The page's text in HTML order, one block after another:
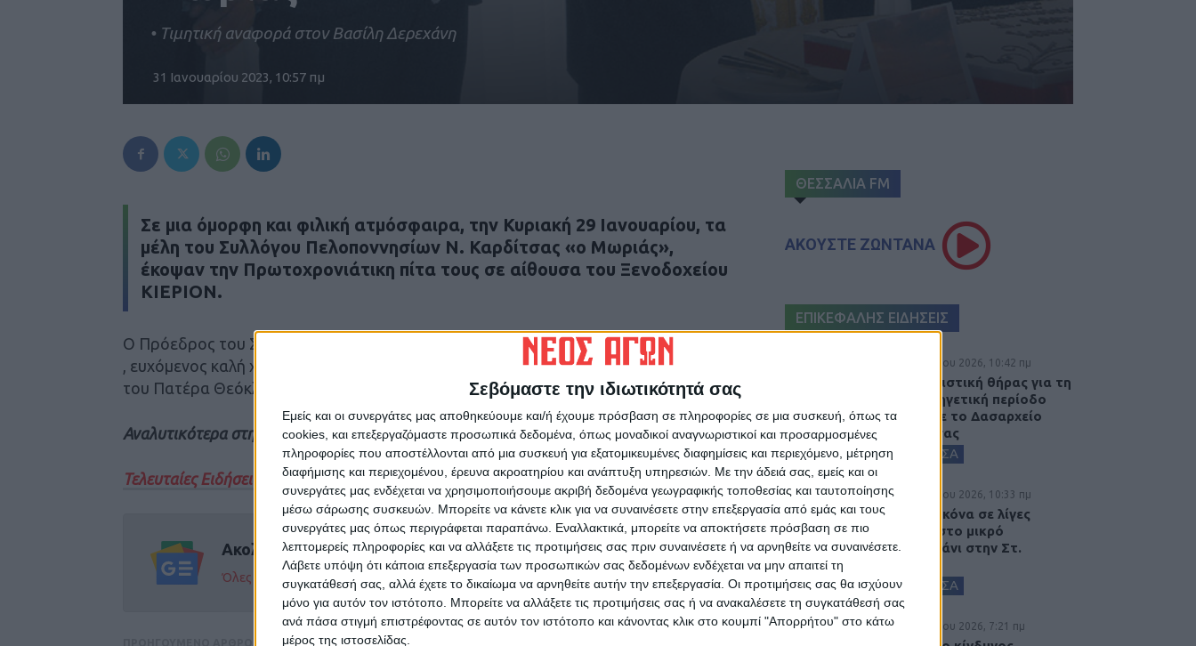
Σεβόμαστε την ιδιωτικότητά σας
Εμείς και οι συνεργάτες μας αποθηκεύουμε και/ή έχουμε πρόσβαση σε πληροφορίες σε μια συσκευή, όπως τα
cookies, και επεξεργαζόμαστε προσωπικά δεδομένα, όπως μοναδικοί αναγνωριστικοί και προσαρμοσμένες
πληροφορίες που αποστέλλονται από μια συσκευή για εξατομικευμένες διαφημίσεις και περιεχόμενο, μέτρηση
διαφήμισης και περιεχομένου, έρευνα ακροατηρίου και ανάπτυξη υπηρεσιών. Με την άδειά σας, εμείς και οι
συνεργάτες μας ενδέχεται να χρησιμοποιήσουμε ακριβή δεδομένα γεωγραφικής τοποθεσίας και ταυτοποίησης
μέσω σάρωσης συσκευών. Μπορείτε να κάνετε κλικ για να συναινέσετε στην επεξεργασία από εμάς και τους
συνεργάτες μας όπως περιγράφεται παραπάνω. Εναλλακτικά, μπορείτε να αποκτήσετε πρόσβαση σε πιο
λεπτομερείς πληροφορίες και να αλλάξετε τις προτιμήσεις σας πριν συναινέσετε ή να αρνηθείτε να συναινέσετε.
Λάβετε υπόψη ότι κάποια επεξεργασία των προσωπικών σας δεδομένων ενδέχεται να μην απαιτεί τη
συγκατάθεσή σας, αλλά έχετε το δικαίωμα να αρνηθείτε αυτήν την επεξεργασία. Οι προτιμήσεις σας θα ισχύουν
μόνο για αυτόν τον ιστότοπο. Μπορείτε να αλλάξετε τις προτιμήσεις σας ή να ανακαλέσετε τη συγκατάθεσή σας
ανά πάσα στιγμή επιστρέφοντας σε αυτόν τον ιστότοπο και κάνοντας κλικ στο κουμπί "Απορρήτου" στο κάτω
μέρος της ιστοσελίδας.
• Τιμητική αναφορά στον Βασίλη Δερεχάνη
31 Ιανουαρίου 2023, 10:57 πμ
Σε μια όμορφη και φιλική ατμόσφαιρα, την Κυριακή 29 Ιανουαρίου, τα
μέλη του Συλλόγου Πελοποννησίων Ν. Καρδίτσας «ο Μωριάς»,
έκοψαν την Πρωτοχρονιάτικη πίτα τους σε αίθουσα του Ξενοδοχείου
ΚΙΕΡΙΟΝ.
Ο Πρόεδρος του Συλλόγου κ. Δημήτρης Δήμου, καλωσόρισε τους παρευρισκόμενους
, ευχόμενος καλή χρονιά γεμάτη υγεία και χαρές και στην συνέχεια με τις ευλογίες
του Πατέρα Θεόκλητου, έγινε η κοπή της πίτας.
Αναλυτικότερα στην έντυπη έκδοση του Νέου Αγώνα
Τελευταίες Ειδήσεις Σήμερα
Ακολούθησε την εφημερίδα ΝΕΟΣ ΑΓΩΝ στο Google News!
Όλες οι εξελίξεις στην περιοχή της Καρδίτσας και ευρύτερα της Θεσσαλίας
ΘΕΣΣΑΛΙΑ FM
ΑΚΟΥΣΤΕ ΖΩΝΤΑΝΑ
ΕΠΙΚΕΦΑΛΗΣ ΕΙΔΗΣΕΙΣ
9 Αυγούστου 2026, 10:42 πμ
Τη ρυθμιστική θήρας για τη
νέα κυνηγετική περίοδο
εξέδωσε το Δασαρχείο
Καρδίτσας
ΚΑΡΔΙΤΣΑ
9 Αυγούστου 2026, 10:33 πμ
Η ίδια εικόνα σε λίγες
ημέρες στο μικρό
συντριβάνι στην Στ.
ΚΑΡΔΙΤΣΑ
9 Αυγούστου 2026, 7:21 πμ